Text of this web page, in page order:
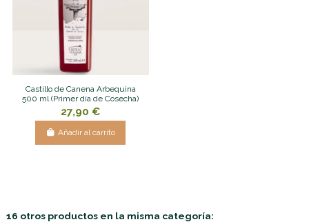
Castillo de Canena Arbequina
500 ml (Primer día de Cosecha)
27,90 €
Añadir al carrito
16 otros productos en la misma categoría: